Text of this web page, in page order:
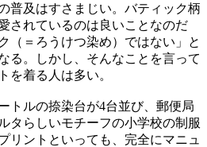
普及はすさまじい。バティック柄
されているのは良いことなのだ
（＝ろうけつ染め）ではない」と
る。しかし、そんなことを言って
を着る人は多い。
トルの捺染台が4台並び、郵便局
タらしいモチーフの小学校の制服
リントといっても、完全にマニュ